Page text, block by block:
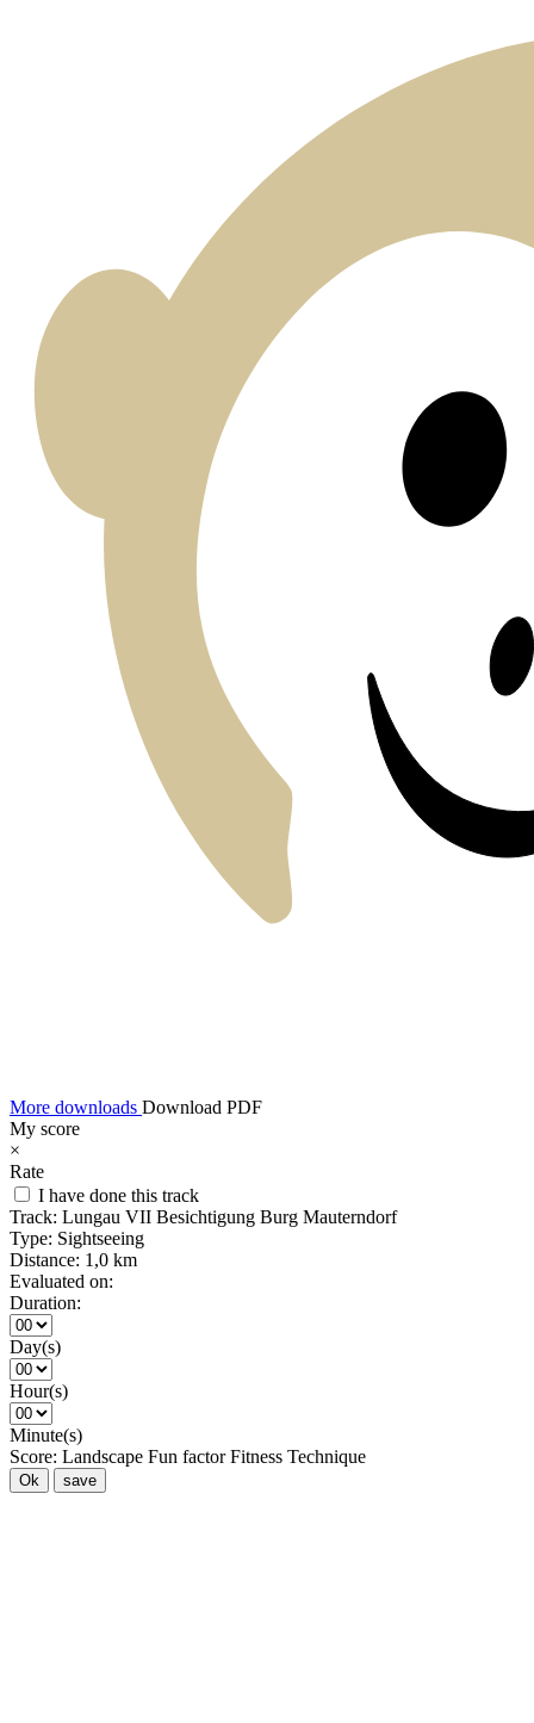
More downloads Download PDF
My score
×
Rate
I have done this track
Track: Lungau VII Besichtigung Burg Mauterndorf
Type: Sightseeing
Distance: 1,0 km
Evaluated on:
Duration:
Day(s)
Hour(s)
Minute(s)
Score: Landscape Fun factor Fitness Technique
Ok save